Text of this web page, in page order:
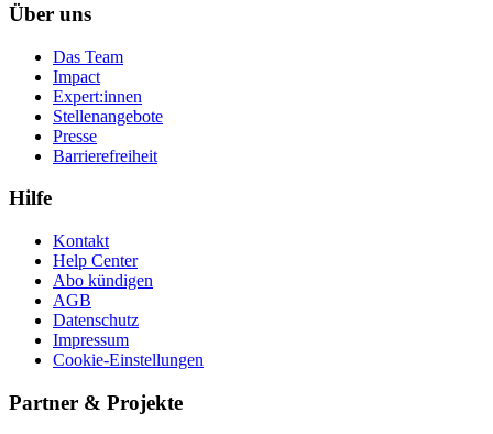
Über uns
Das Team
Impact
Expert:innen
Stellenangebote
Presse
Barrierefreiheit
Hilfe
Kontakt
Help Center
Abo kündigen
AGB
Datenschutz
Impressum
Cookie-Einstellungen
Partner & Projekte